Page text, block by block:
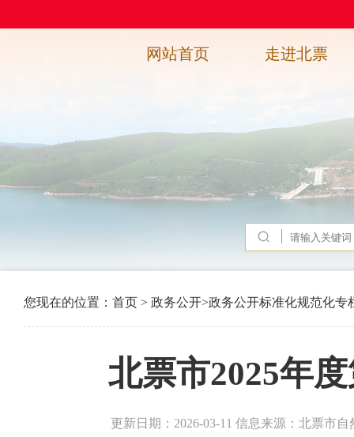
网站首页 走进北票
您现在的位置： 首页 > 政务公开>政务公开标准化规范化专
北票市2025年
更新日期：2026-03-11 信息来源：北票市